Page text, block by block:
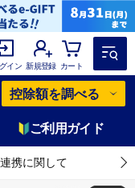
イン 新規登録 カート
控除額を調べる
ご利用ガイド
携に関して